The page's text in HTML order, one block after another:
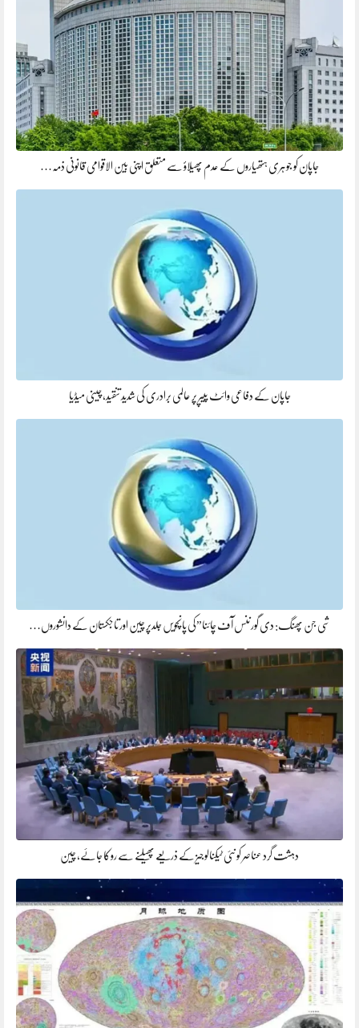
جاپان کو جوہری ہتھیاروں کے عدم پھیلاؤ سے متعلق اپنی بین الاقوامی قانونی ذمہ…
جاپان کے دفاعی وائٹ پیپر پر عالمی برادری کی شدید تنقید، چینی میڈیا
شی جن پھنگ: دی گورننس آف چائنا”کی پانچویں جلدپر چین اور تاجکستان کے دانشوروں…
دہشت گرد عناصر کو نئی ٹیکنالوجیز کے ذریعے پھیلنے سے روکا جائے، چین